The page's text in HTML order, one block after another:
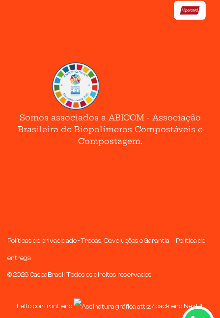
Somos associados a ABICOM - Associação
Brasileira de Biopolímeros Compostáveis e
Compostagem.
Políticas de privacidade -Trocas, Devoluções e Garantia - Política de
entrega
© 2026 CascaBrasil. Todos os direitos reservados.
Feito por: front-end / back-end Next4.